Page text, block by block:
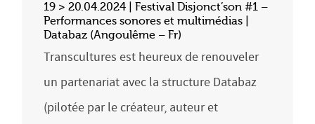
19 > 20.04.2024 | Festival Disjonct’son #1 –
Performances sonores et multimédias |
Databaz (Angoulême – Fr)
Transcultures est heureux de renouveler
un partenariat avec la structure Databaz
(pilotée par le créateur, auteur et